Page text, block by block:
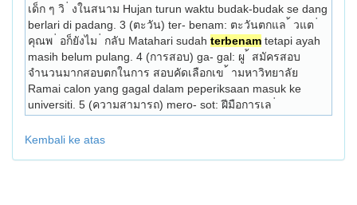
เด็ก ๆ วิ ่ งในสนาม Hujan turun waktu budak-budak se­ dang
berlari di padang. 3 (ตะวัน) ter- benam: ตะวันตกแล ้ วแต ่
คุณพ ่ อก็ยังไม ่ กลับ Matahari sudah terbenam tetapi ayah
masih belum pulang. 4 (การสอบ) ga- gal: ผู ้ สมัครสอบ
จำนวนมากสอบตกในการ สอบคัดเลือกเข ้ ามหาวิทยาลัย
Ramai calon yang gagal dalam peperiksaan masuk ke
universiti. 5 (ความสามารถ) mero- sot: ฝีมือการเล ่
Kembali ke atas